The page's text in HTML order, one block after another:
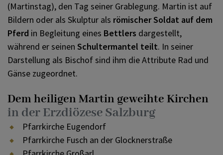
(Martinstag), den Tag seiner Grablegung. Martin ist auf
Bildern oder als Skulptur als römischer Soldat auf dem
Pferd in Begleitung eines Bettlers dargestellt,
während er seinen Schultermantel teilt. In seiner
Darstellung als Bischof sind ihm die Attribute Rad und
Gänse zugeordnet.
Dem heiligen Martin geweihte Kirchen
in der Erzdiözese Salzburg
Pfarrkirche Eugendorf
Pfarrkirche Fusch an der Glocknerstraße